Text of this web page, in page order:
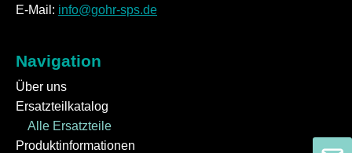
E-Mail: info@gohr-sps.de
Navigation
Über uns
Ersatzteilkatalog
Alle Ersatzteile
Produktinformationen